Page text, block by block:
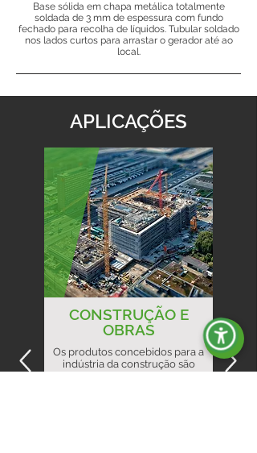
Base sólida em chapa metálica totalmente
soldada de 3 mm de espessura com fundo
fechado para recolha de líquidos. Tubular soldado
nos lados curtos para arrastar o gerador até ao
local.
APLICAÇÕES
CONSTRUÇÃO E
OBRAS
Os produtos concebidos para a
indústria da construção são